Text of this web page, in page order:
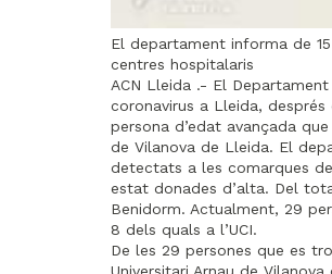
El departament informa de
centres hospitalaris
ACN Lleida .- El
coronavirus a Lleida,
persona d’edat avançada
de Vilanova de Lleida. El
detectats a les comarques
estat donades d’alta. Del
Benidorm. Actualment, 29
8 dels quals a l’UCI.
De les 29 persones que es